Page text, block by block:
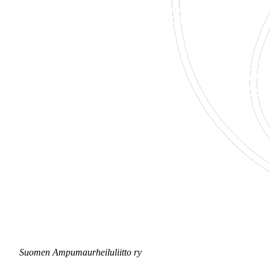
Suomen Ampumaurheiluliitto ry